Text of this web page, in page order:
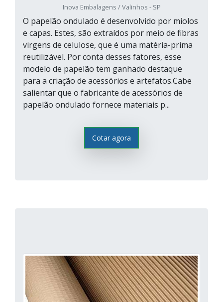
Inova Embalagens / Valinhos - SP
O papelão ondulado é desenvolvido por miolos
e capas. Estes, são extraídos por meio de fibras
virgens de celulose, que é uma matéria-prima
reutilizável. Por conta desses fatores, esse
modelo de papelão tem ganhado destaque
para a criação de acessórios e artefatos.Cabe
salientar que o fabricante de acessórios de
papelão ondulado fornece materiais p...
Cotar agora